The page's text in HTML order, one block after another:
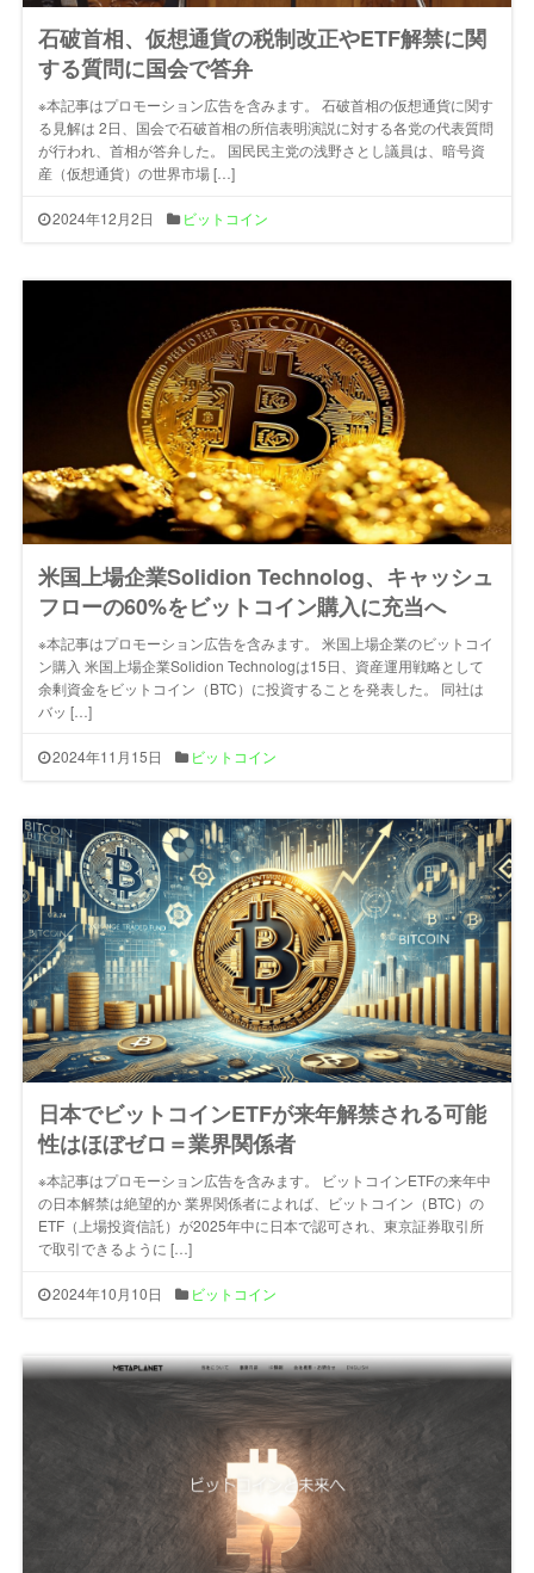
石破首相、仮想通貨の税制改正やETF解禁に関
する質問に国会で答弁
※本記事はプロモーション広告を含みます。 石破首相の仮想通貨に関す
る見解は 2日、国会で石破首相の所信表明演説に対する各党の代表質問
が行われ、首相が答弁した。 国民民主党の浅野さとし議員は、暗号資
産（仮想通貨）の世界市場 […]
2024年12月2日 ビットコイン
米国上場企業Solidion Technolog、キャッシュ
フローの60%をビットコイン購入に充当へ
※本記事はプロモーション広告を含みます。 米国上場企業のビットコイ
ン購入 米国上場企業Solidion Technologは15日、資産運用戦略として
余剰資金をビットコイン（BTC）に投資することを発表した。 同社は
バッ […]
2024年11月15日 ビットコイン
日本でビットコインETFが来年解禁される可能
性はほぼゼロ＝業界関係者
※本記事はプロモーション広告を含みます。 ビットコインETFの来年中
の日本解禁は絶望的か 業界関係者によれば、ビットコイン（BTC）の
ETF（上場投資信託）が2025年中に日本で認可され、東京証券取引所
で取引できるように […]
2024年10月10日 ビットコイン